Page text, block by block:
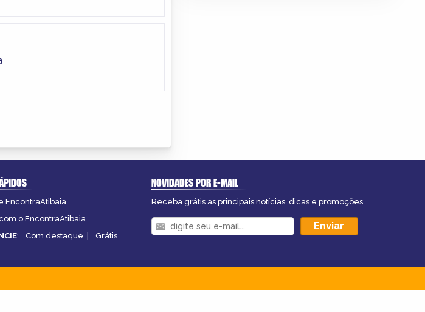
EncontraAtibaia
o EncontraAtibaia
: Com destaque | Grátis
NOVIDADES POR E-MAIL
Receba grátis as principais notícias, dicas e promoções